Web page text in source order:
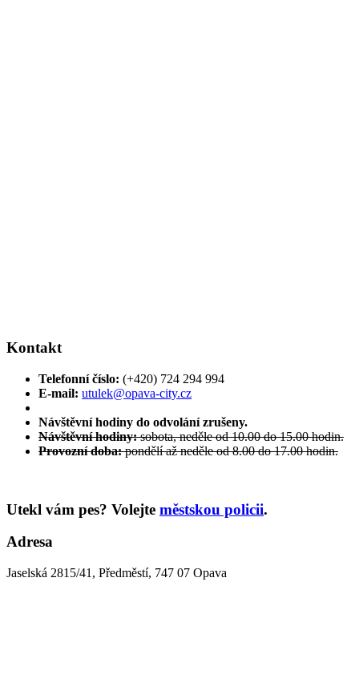
Kontakt
Telefonní číslo: (+420) 724 294 994
E-mail: utulek@opava-city.cz
Návštěvní hodiny do odvolání zrušeny.
Návštěvní hodiny:sobota, neděle od 10.00 do 15.00 hodin.
Provozní doba:pondělí až neděle od 8.00 do 17.00 hodin.
Utekl vám pes? Volejte městskou policii.
Adresa
Jaselská 2815/41, Předměstí, 747 07 Opava